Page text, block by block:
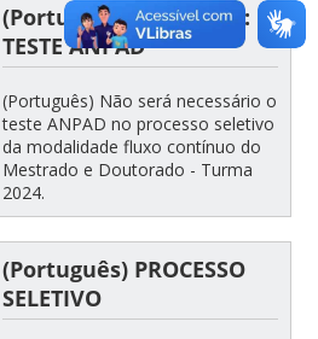
(Português) LEMBRETE:
TESTE ANPAD
(Português) Não será necessário o
teste ANPAD no processo seletivo
da modalidade fluxo contínuo do
Mestrado e Doutorado - Turma
2024.
(Português) PROCESSO
SELETIVO